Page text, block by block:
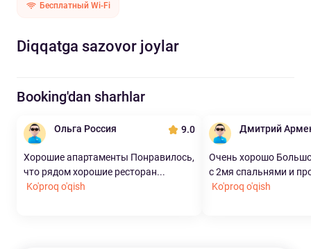
Бесплатный Wi-Fi
Diqqatga sazovor joylar
Booking'dan sharhlar
Ольга Россия 9.0
Хорошие апартаменты Понравилось,
что рядом хорошие ресторан...
Ko'proq o'qish
Дмитрий
Очень хорошо
с 2мя спальнями и
Ko'proq o'qish